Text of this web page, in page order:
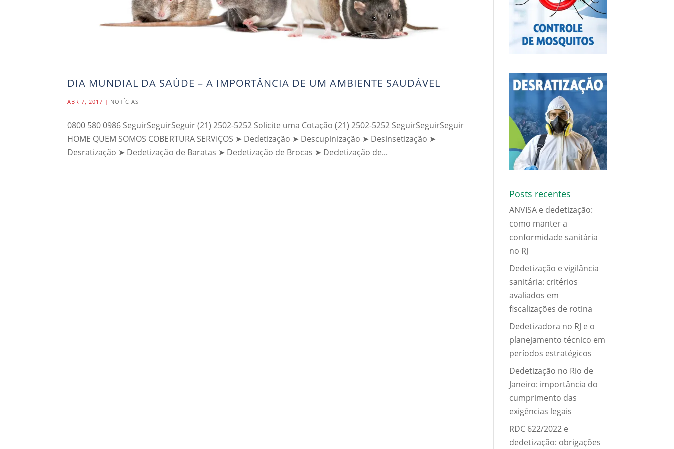
DIA MUNDIAL DA SAÚDE – A IMPORTÂNCIA DE UM AMBIENTE SAUDÁVEL
ABR 7, 2017 | NOTÍCIAS
0800 580 0986 SeguirSeguirSeguir (21) 2502-5252 Solicite uma Cotação (21) 2502-5252 SeguirSeguirSeguir
HOME QUEM SOMOS COBERTURA SERVIÇOS ➤ Dedetização ➤ Descupinização ➤ Desinsetização ➤
Desratização ➤ Dedetização de Baratas ➤ Dedetização de Brocas ➤ Dedetização de...
Posts recentes
ANVISA e dedetização:
como manter a
conformidade sanitária
no RJ
Dedetização e vigilância
sanitária: critérios
avaliados em
fiscalizações de rotina
Dedetizadora no RJ e o
planejamento técnico em
períodos estratégicos
Dedetização no Rio de
Janeiro: importância do
cumprimento das
exigências legais
RDC 622/2022 e
dedetização: obrigações